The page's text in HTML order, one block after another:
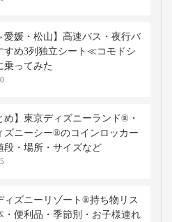
愛媛・松山】高速バス・夜行バ
すめ3列独立シート≪コモドシ
ってみた
め】東京ディズニーランド®・
ズニーシー®のコインロッカー
段・場所・サイズなど
ィズニーリゾート®持ち物リス
・便利品・季節別・お子様連れ